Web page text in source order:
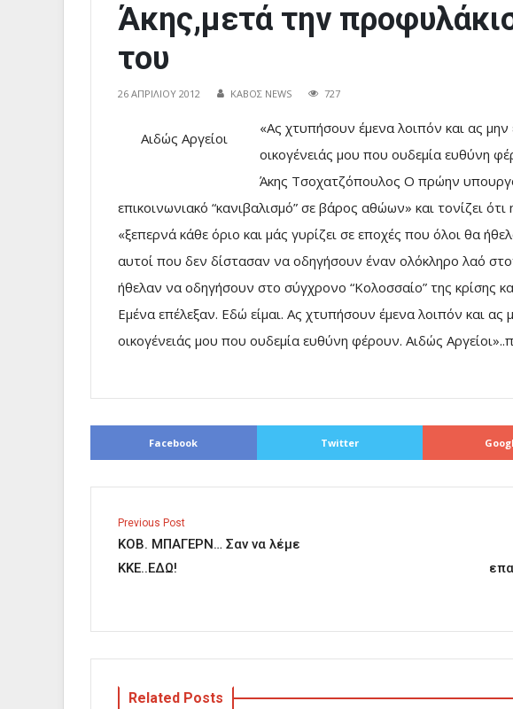
Άκης,μετά την
του
26 ΑΠΡΙΛΊΟΥ 2012 ΚΑΒΟΣ NEWS 727
Αιδώς Αργείοι
«Ας χτυπήσουν έμενα λοιπόν και ας μην
οικογένειάς μου που ουδεμία ευθύνη
Άκης Τσοχατζόπουλος Ο πρώην
επικοινωνιακό “κανιβαλισμό” σε βάρος αθώων» και τονίζει
«ξεπερνά κάθε όριο και μάς γυρίζει σε εποχές που όλοι θα
αυτοί που δεν δίστασαν να οδηγήσουν έναν ολόκληρο λαό
ήθελαν να οδηγήσουν στο σύγχρονο “Κολοσσαίο” της κρίσης
Εμένα επέλεξαν. Εδώ είμαι. Ας χτυπήσουν έμενα λοιπόν και ας
οικογένειάς μου που ουδεμία ευθύνη φέρουν. Αιδώς
Facebook Twitter
Previous Post
ΚΟΒ. ΜΠΑΓΕΡΝ… Σαν να λέμε
ΚΚΕ..ΕΔΩ!
Related Posts